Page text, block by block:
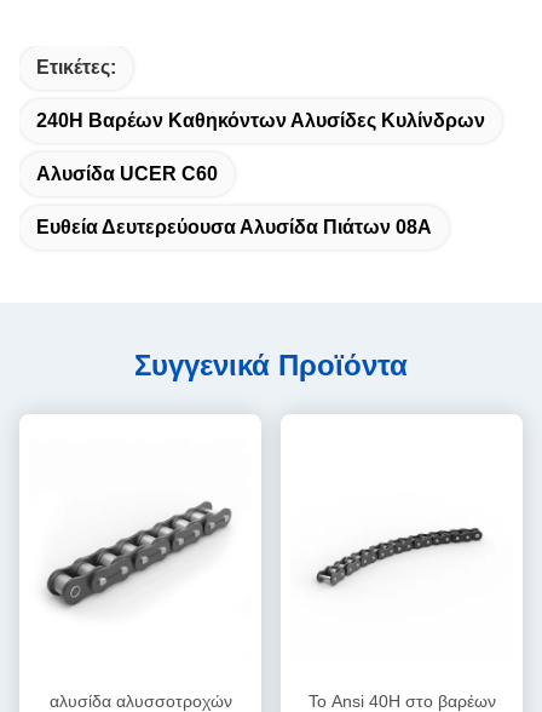
Ετικέτες:
240H Βαρέων Καθηκόντων Αλυσίδες Κυλίνδρων
Αλυσίδα UCER C60
Ευθεία Δευτερεύουσα Αλυσίδα Πιάτων 08A
Συγγενικά Προϊόντα
αλυσίδα αλυσσοτροχών
Το Ansi 40H στο βαρέων